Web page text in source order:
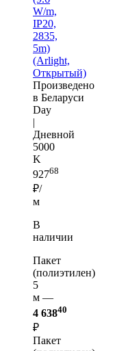
W/m,
IP20,
2835,
5m)
(Arlight,
Открытый)
Произведено
в Беларуси
Day
|
Дневной
5000
K
92768
₽/
м
В
наличии
Пакет
(полиэтилен)
5
м —
4 63840
₽
Пакет